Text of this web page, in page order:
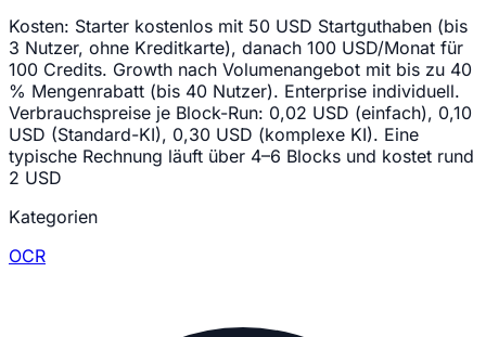
Kosten: Starter kostenlos mit 50 USD Startguthaben (bis
3 Nutzer, ohne Kreditkarte), danach 100 USD/Monat für
100 Credits. Growth nach Volumenangebot mit bis zu 40
% Mengenrabatt (bis 40 Nutzer). Enterprise individuell.
Verbrauchspreise je Block-Run: 0,02 USD (einfach), 0,10
USD (Standard-KI), 0,30 USD (komplexe KI). Eine
typische Rechnung läuft über 4–6 Blocks und kostet rund
2 USD
Kategorien
OCR